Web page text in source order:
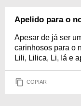
Apelido para o
Apesar de já ser
carinhosos para o
Lili, Lilica, Li, Iá e
COPIAR